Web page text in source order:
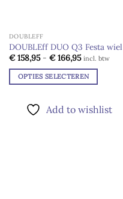
DOUBLEFF
DOUBLEff DUO Q3 Festa wiel
€158,95 - €166,95Prijsklasse:
tot
€ 166,95
incl. btw
OPTIES SELECTEREN
product
Add to wishlist